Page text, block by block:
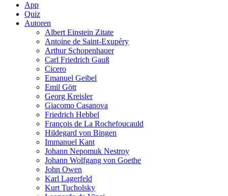
App
Quiz
Autoren
Albert Einstein Zitate
Antoine de Saint-Exupéry
Arthur Schopenhauer
Carl Friedrich Gauß
Cicero
Emanuel Geibel
Emil Gött
Georg Kreisler
Giacomo Casanova
Friedrich Hebbel
François de La Rochefoucauld
Hildegard von Bingen
Immanuel Kant
Johann Nepomuk Nestroy
Johann Wolfgang von Goethe
John Owen
Karl Lagerfeld
Kurt Tucholsky